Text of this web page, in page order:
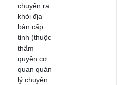
chuyển ra
khỏi địa
bàn cấp
tỉnh (thuộc
thẩm
quyền cơ
quan quản
lý chuyên